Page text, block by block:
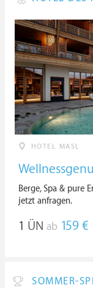
HOTEL MASL
Berge, Spa & pure
jetzt anfragen.
1 ÜN ab 159 €
SOMMER-